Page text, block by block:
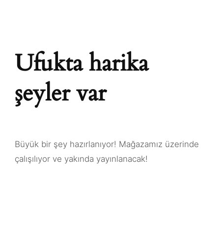
Ufukta harika
şeyler var
Büyük bir şey hazırlanıyor! Mağazamız üzerinde
çalışılıyor ve yakında yayınlanacak!